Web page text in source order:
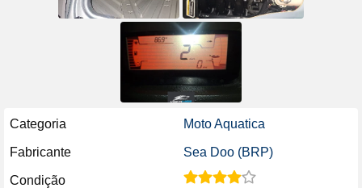
Categoria Moto Aquatica
Fabricante Sea Doo (BRP)
Condição